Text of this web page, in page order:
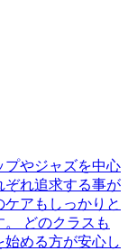
プやジャズを中心
ぞれ追求する事が
アもしっかりと
どのクラスも
める方が安心し